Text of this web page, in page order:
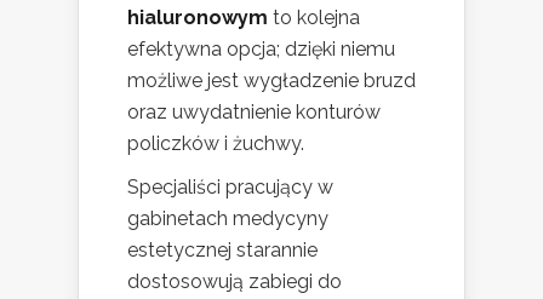
hialuronowym to kolejna
efektywna opcja; dzięki niemu
możliwe jest wygładzenie bruzd
oraz uwydatnienie konturów
policzków i żuchwy.
Specjaliści pracujący w
gabinetach medycyny
estetycznej starannie
dostosowują zabiegi do